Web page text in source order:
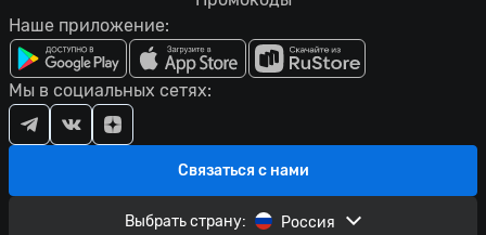
Наше приложение:
Связаться с нами
Мы в социальных сетях:
Выбрать страну: Россия